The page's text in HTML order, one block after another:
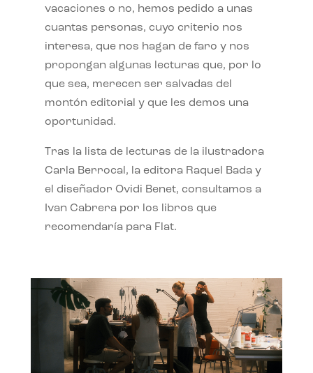
vacaciones o no, hemos pedido a unas
cuantas personas, cuyo criterio nos
interesa, que nos hagan de faro y nos
propongan algunas lecturas que, por lo
que sea, merecen ser salvadas del
montón editorial y que les demos una
oportunidad.
Tras la lista de lecturas de la ilustradora
Carla Berrocal, la editora Raquel Bada y
el diseñador Ovidi Benet, consultamos a
Ivan Cabrera por los libros que
recomendaría para Flat.